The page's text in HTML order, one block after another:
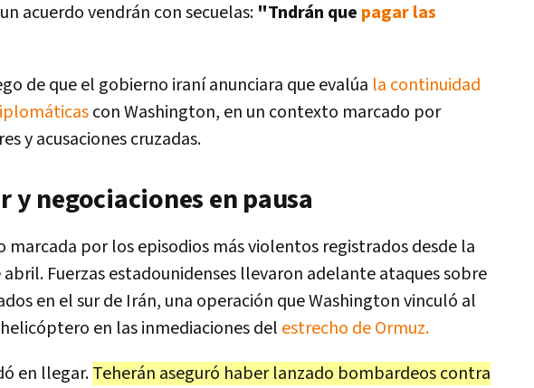
acuerdo vendrán con secuelas: "Tndrán que pagar las
de que el gobierno iraní anunciara que evalúa la continuidad
con Washington, en un contexto marcado por
y acusaciones cruzadas.
y negociaciones en pausa
marcada por los episodios más violentos registrados desde la
Fuerzas estadounidenses llevaron adelante ataques sobre
en el sur de Irán, una operación que Washington vinculó al
en las inmediaciones del estrecho de Ormuz.
en llegar.Teherán aseguró haber lanzado bombardeos contra